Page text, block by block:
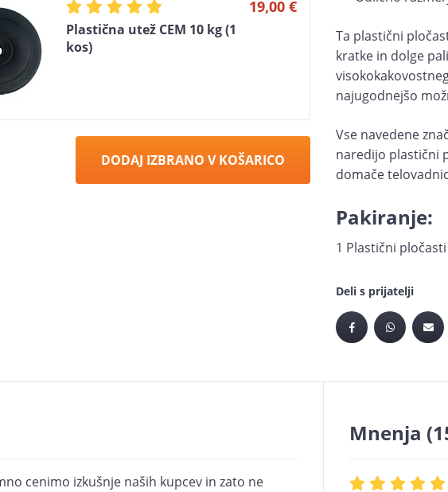
Ta plastični
kratke in dolge
najugodnejšo
Vse navedene
naredijo plastični
domače
Pakiranje:
1 Plastični
Deli s prijatelji
Plastična utež CEM 10 kg (1
kos)
19,00 €
DODAJ IZBRANO V KOŠARICO
cenimo izkušnje naših kupcev in zato ne
Mnenja